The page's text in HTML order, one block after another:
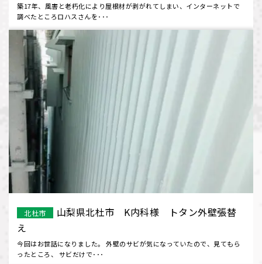
築17年、風害と老朽化により屋根材が剥がれてしまい、インターネットで
調べたところロハスさんを･･･
北杜市
山梨県北杜市 K内科様 トタン外壁張替
え
今回はお世話になりました。 外壁のサビが気になっていたので、見てもら
ったところ、 サビだけで･･･